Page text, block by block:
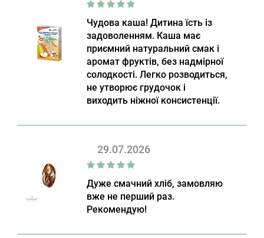
Чудова каша! Дитина їсть із
задоволенням. Каша має
приємний натуральний смак і
аромат фруктів, без надмірної
солодкості. Легко розводиться,
не утворює грудочок і
виходить ніжної консистенції.
29.07.2026
Дуже смачний хліб, замовляю
вже не перший раз.
Рекомендую!